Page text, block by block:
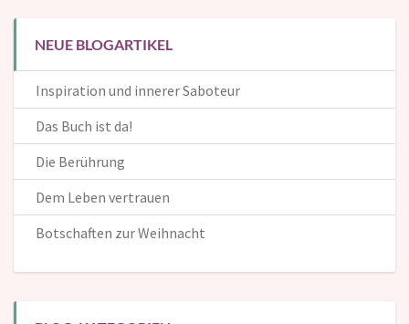
NEUE BLOGARTIKEL
Inspiration und innerer Saboteur
Das Buch ist da!
Die Berührung
Dem Leben vertrauen
Botschaften zur Weihnacht